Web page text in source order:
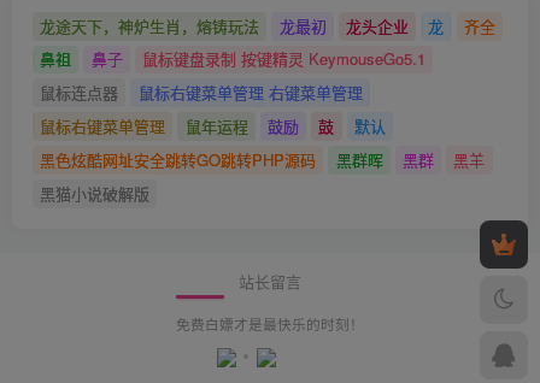
龙途天下，神炉生肖，熔铸玩法 龙最初 龙头企业 龙
齐全
鼻祖
鼻子
鼠标键盘录制 按键精灵 KeymouseGo5.1
鼠标连点器
鼠标右键菜单管理 右键菜单管理
鼠标右键菜单管理
鼠年运程 鼓励 鼓
默认
黑色炫酷网址安全跳转GO跳转PHP源码
黑群晖 黑群
黑羊
黑猫小说破解版
站长留言
免费白嫖才是最快乐的时刻！